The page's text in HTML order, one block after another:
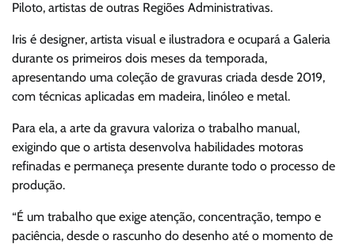
Piloto, artistas de outras Regiões Administrativas.
Iris é designer, artista visual e ilustradora e ocupará a Galeria
durante os primeiros dois meses da temporada,
apresentando uma coleção de gravuras criada desde 2019,
com técnicas aplicadas em madeira, linóleo e metal.
Para ela, a arte da gravura valoriza o trabalho manual,
exigindo que o artista desenvolva habilidades motoras
refinadas e permaneça presente durante todo o processo de
produção.
“É um trabalho que exige atenção, concentração, tempo e
paciência, desde o rascunho do desenho até o momento de